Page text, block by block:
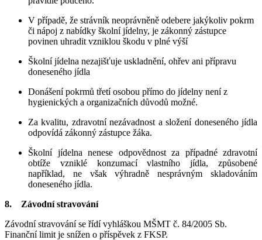
V případě, že strávník neoprávněně odebere jakýkoliv pokrm
či nápoj z nabídky školní jídelny, je zákonný zástupce
povinen uhradit vzniklou škodu v plné výší
Školní jídelna nezajišťuje uskladnění, ohřev ani přípravu
doneseného jídla
Donášení pokrmů třetí osobou přímo do jídelny není z
hygienických a organizačních důvodů možné.
Za kvalitu, zdravotní nezávadnost a složení doneseného jídla
odpovídá zákonný zástupce žáka.
Školní jídelna nenese odpovědnost za případné zdravotní
obtíže vzniklé konzumací vlastního jídla, způsobené
například, ne však výhradně nesprávným skladováním
doneseného jídla.
8. Závodní stravování
Závodní stravování se řídí vyhláškou MŠMT č. 84/2005 Sb.
Finanční limit je snížen o příspěvek z FKSP.